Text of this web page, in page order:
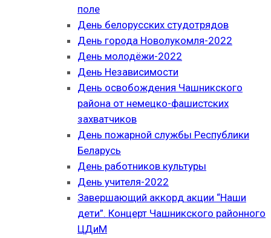
поле
День белорусских студотрядов
День города Новолукомля-2022
День молодёжи-2022
День Независимости
День освобождения Чашникского
района от немецко-фашистских
захватчиков
День пожарной службы Республики
Беларусь
День работников культуры
День учителя-2022
Завершающий аккорд акции “Наши
дети”. Концерт Чашникского районного
ЦДиМ